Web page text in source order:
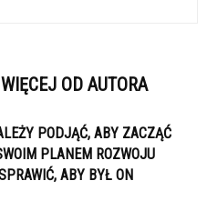
WIĘCEJ OD AUTORA
PODJĄĆ, ABY ZACZĄĆ
PLANEM ROZWOJU
ABY BYŁ ON